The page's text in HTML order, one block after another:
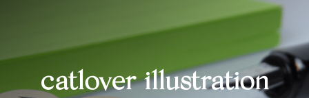
catlover illustration